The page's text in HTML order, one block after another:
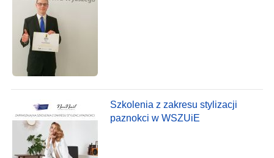
Szkolenia z zakresu stylizacji
paznokci w WSZUiE